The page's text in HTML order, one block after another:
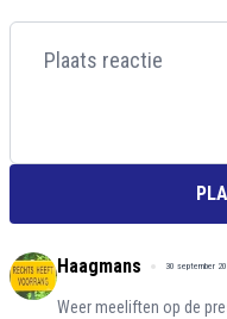
Haagmans 30 september
Weer meeliften op de